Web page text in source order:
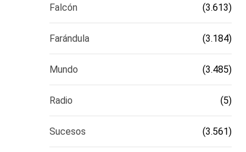
Falcón (3.613)
Farándula (3.184)
Mundo (3.485)
Radio (5)
Sucesos (3.561)